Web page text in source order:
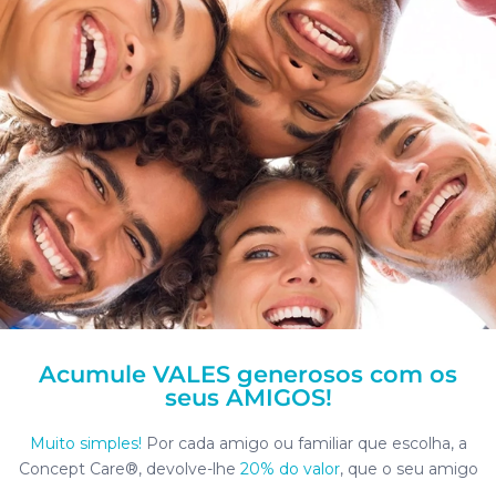
Acumule VALES generosos com os
seus AMIGOS!
Muito simples! Por cada amigo ou familiar que escolha, a
Concept Care®, devolve-lhe 20% do valor, que o seu amigo